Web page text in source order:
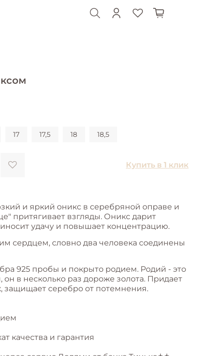
17 17,5 18 18,5
Купить в 1 клик
и яркий оникс в серебряной оправе и
притягивает взгляды. Оникс дарит
удачу и повышает концентрацию.
сердцем, словно два человека соединены
925 пробы и покрыто родием. Родий - это
в несколько раз дороже золота. Придает
защищает серебро от потемнения.
качества и гарантия